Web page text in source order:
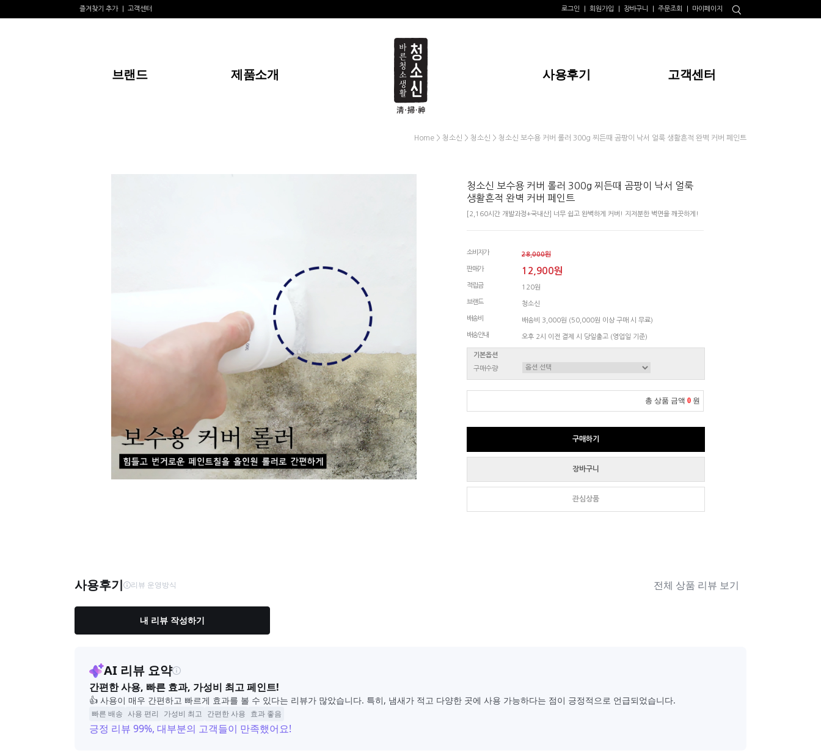
즐겨찾기 추가 고객센터 로그인 회원가입 장바구니 주문조회 마이페이지
브랜드 제품소개 사용후기 고객센터
Home > 청소신 > 청소신 > 청소신 보수용 커버 롤러 300g 찌든때 곰팡이 낙서 얼룩 생활흔적 완벽 커버 페인트
청소신 보수용 커버 롤러 300g 찌든때 곰팡이 낙서 얼룩
생활흔적 완벽 커버 페인트
[2,160시간 개발과정+국내산] 너무 쉽고 완벽하게 커버! 지저분한 벽면을 깨끗하게!
소비자가 28,000원
판매가 12,900원
적립금 120원
브랜드 청소신
배송비 배송비 3,000원 (50,000원 이상 구매 시 무료)
배송안내 오후 2시 이전 결제 시 당일출고 (영업일 기준)
기본옵션
구매수량
총 상품 금액 0 원
구매하기
장바구니
관심상품